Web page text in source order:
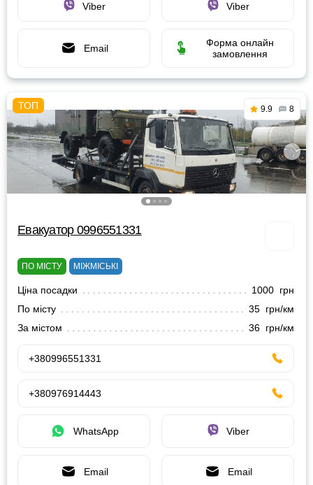
Viber Viber
Email
Форма онлайн
замовлення
9.9 8
Евакуатор 0996551331
ПО МІСТУ МІЖМІСЬКІ
Ціна посадки
1000 грн
По місту
35 грн/км
За містом
36 грн/км
+380996551331
+380976914443
WhatsApp Viber
Email Email